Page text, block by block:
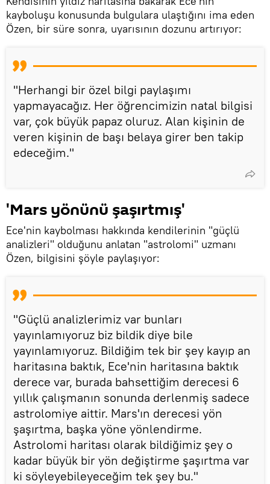
kayboluşu konusunda bulgulara ulaştığını ima eden
Özen, bir süre sonra, uyarısının dozunu artırıyor:
"Herhangi bir özel bilgi paylaşımı
yapmayacağız. Her öğrencimizin natal bilgisi
var, çok büyük papaz oluruz. Alan kişinin de
veren kişinin de başı belaya girer ben takip
edeceğim."
'Mars yönünü şaşırtmış'
Ece'nin kaybolması hakkında kendilerinin "güçlü
analizleri" olduğunu anlatan "astrolomi" uzmanı
Özen, bilgisini şöyle paylaşıyor:
"Güçlü analizlerimiz var bunları
yayınlamıyoruz biz bildik diye bile
yayınlamıyoruz. Bildiğim tek bir şey kayıp an
haritasına baktık, Ece'nin haritasına baktık
derece var, burada bahsettiğim derecesi 6
yıllık çalışmanın sonunda derlenmiş sadece
astrolomiye aittir. Mars'ın derecesi yön
şaşırtma, başka yöne yönlendirme.
Astrolomi haritası olarak bildiğimiz şey o
kadar büyük bir yön değiştirme şaşırtma var
ki söyleyebileyeceğim tek şey bu."